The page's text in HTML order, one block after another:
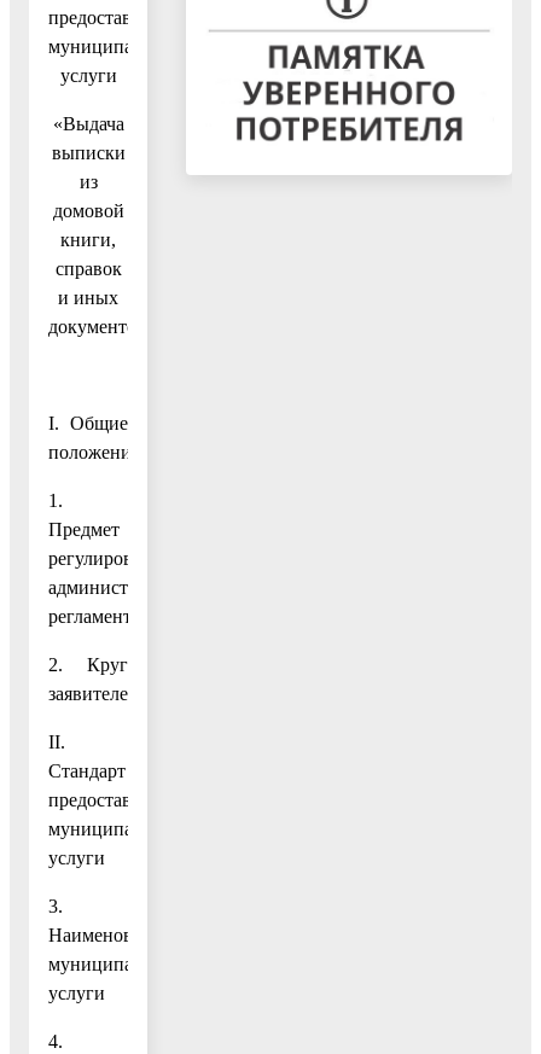
предоставления
муниципальной
услуги
«Выдача
выписки
из
домовой
книги,
справок
и иных
документов»
I. Общие
положения
1.
Предмет
регулирования
административного
регламента
2. Круг
заявителей
II.
Стандарт
предоставления
муниципальной
услуги
3.
Наименование
муниципальной
услуги
4.